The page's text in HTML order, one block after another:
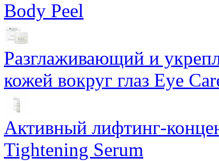
Body Peel
Разглаживающий и
кожей вокруг глаз Eye
Активный лифтинг-
Tightening Serum